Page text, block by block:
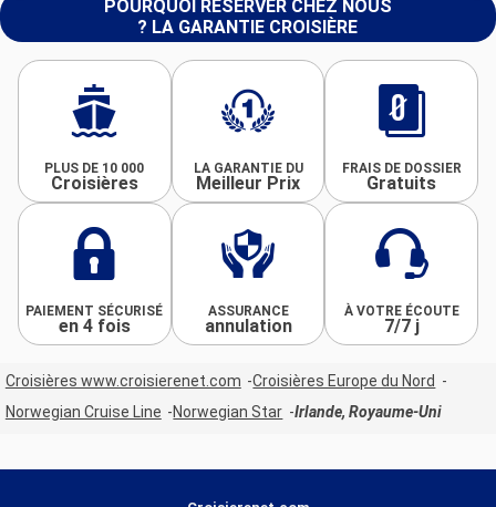
POURQUOI RÉSERVER CHEZ NOUS
? LA GARANTIE CROISIÈRE
PLUS DE 10 000
Croisières
LA GARANTIE DU
Meilleur Prix
FRAIS DE DOSSIER
Gratuits
PAIEMENT SÉCURISÉ
en 4 fois
ASSURANCE
annulation
À VOTRE ÉCOUTE
7/7 j
Croisières www.croisierenet.com
Croisières Europe du Nord
Norwegian Cruise Line
Norwegian Star Irlande, Royaume-Uni